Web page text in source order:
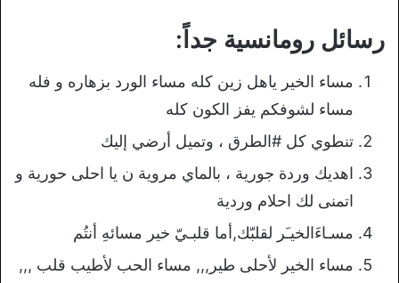
رسائل رومانسية جداً:
مساء الخير ياهل زين كله مساء الورد بزهاره و فله
مساء لشوفكم يفز الكون كله
تنطوي كل #الطرق ، وتميل أرضي إليك
اهديك وردة جورية ، بالماي مروية ن يا احلى حورية و
اتمنى لك احلام وردية
مسـاءَالخيـَر لقلبّك,أما قلبـيّ خير مسائهِ أنتُم
مساء الخير لأحلى طير,,, مساء الحب لأطيب قلب ,,,